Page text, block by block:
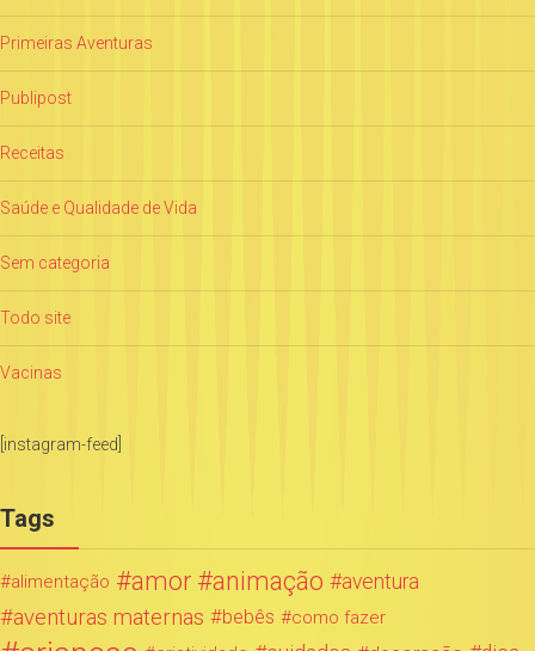
Primeiras Aventuras
Publipost
Receitas
Saúde e Qualidade de Vida
Sem categoria
Todo site
Vacinas
[instagram-feed]
Tags
alimentação amor animação aventura
aventuras maternas bebês como fazer